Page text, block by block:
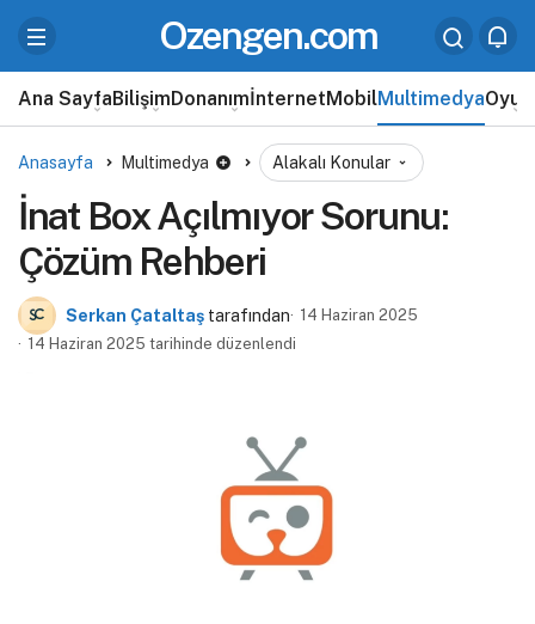
Ozengen.com
Ana SayfaBilişimDonanımİnternetMobilMultimedyaOyun
Anasayfa Multimedya Alakalı Konular
İnat Box Açılmıyor Sorunu:
Çözüm Rehberi
Serkan Çataltaş tarafından
14 Haziran 2025
14 Haziran 2025 tarihinde düzenlendi